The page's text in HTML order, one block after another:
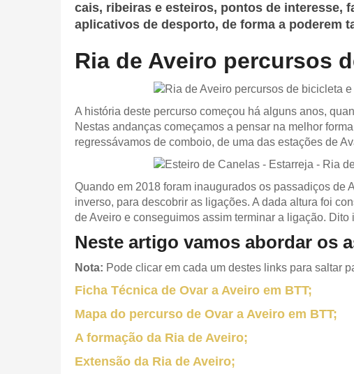
cais, ribeiras e esteiros, pontos de interesse,
aplicativos de desporto, de forma a poderem
Ria de Aveiro percursos
A história deste percurso começou há alguns anos,
Nestas andanças começamos a pensar na melhor
regressávamos de comboio, de uma das estações de
Quando em 2018 foram inaugurados os passadiços de
inverso, para descobrir as ligações. A dada altura foi
de Aveiro e conseguimos assim terminar a ligação.
Neste artigo vamos abordar os
Nota: Pode clicar em cada um destes links para saltar
Ficha Técnica de Ovar a Aveiro em BTT;
Mapa do percurso de Ovar a Aveiro em BTT;
A formação da Ria de Aveiro;
Extensão da Ria de Aveiro;